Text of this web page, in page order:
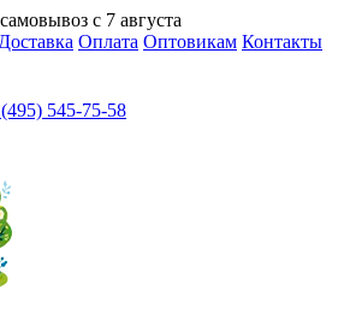
с 7 августа
Доставка Оплата Оптовикам Контакты
545-75-58